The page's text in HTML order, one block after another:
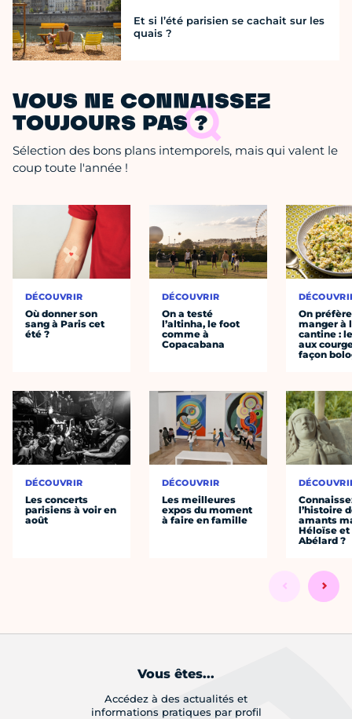
Et si l’été parisien se cachait sur les
quais ?
VOUS NE CONNAISSEZ
TOUJOURS PAS ?
Sélection des bons plans intemporels, mais qui valent le
coup toute l'année !
DÉCOUVRIR
Où donner son
sang à Paris cet
été ?
DÉCOUVRIR
Les concerts
parisiens à voir en
août
DÉCOUVRIR
On a testé
l’altinha, le foot
comme à
Copacabana
DÉCOUVRIR
Les meilleures
expos du moment
à faire en famille
On préfère
manger à
cantine :
aux
façon
l’histoire
amants
Héloïse et
Abélard ?
Vous êtes...
Accédez à des actualités et
informations pratiques par profil